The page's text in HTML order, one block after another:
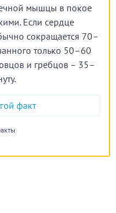
мышцы в покое
Если сердце
сокращается 70–
только 50–60
и гребцов – 35–
факт